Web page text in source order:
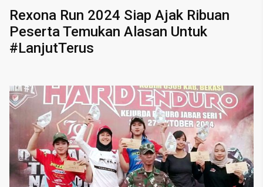
Rexona Run 2024 Siap Ajak Ribuan
Peserta Temukan Alasan Untuk
#LanjutTerus